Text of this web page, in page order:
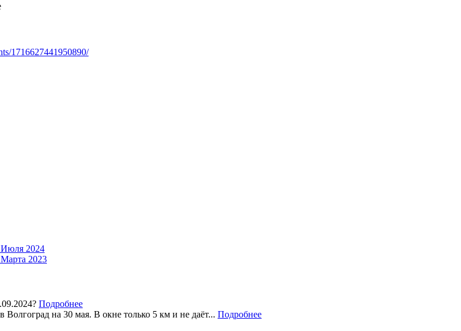
1716627441950890/
Июля 2024
2023
Подробнее
Волгоград на 30 мая. В окне только 5 км и не даёт... Подробнее